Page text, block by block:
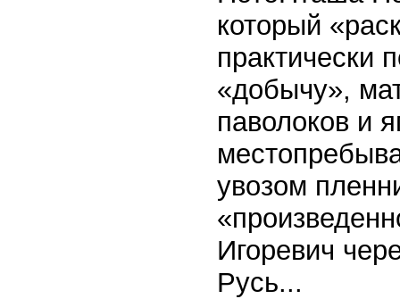
который
практически
«добычу»,
паволоков и
увозом
Игоревич
Русь...